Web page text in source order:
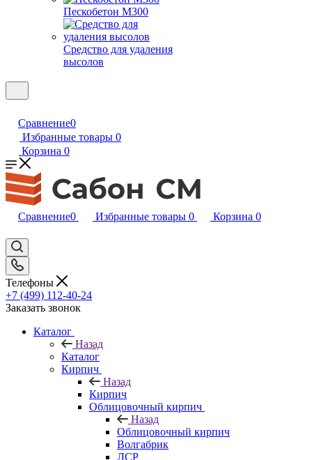
Пескобетон М300
Средство для удаления
высолов
Сравнение0
Избранные товары 0
Корзина 0
Сравнение0 Избранные товары 0 Корзина 0
Телефоны
+7 (499) 112-40-24
Заказать звонок
Каталог
Назад
Каталог
Кирпич
Назад
Кирпич
Облицовочный кирпич
Назад
Облицовочный кирпич
Волгабрик
ЛСР